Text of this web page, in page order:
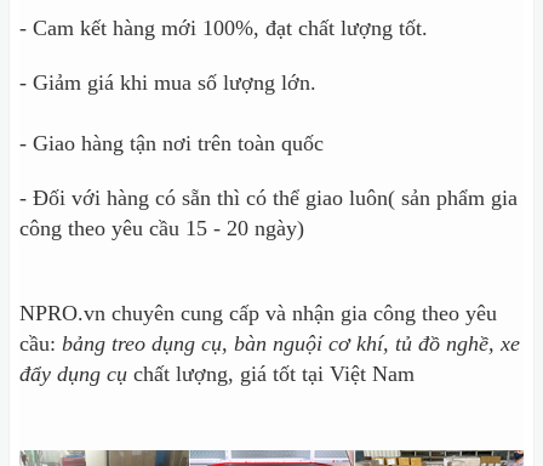
- Cam kết hàng mới 100%, đạt chất lượng tốt.
- Giảm giá khi mua số lượng lớn.
- Giao hàng tận nơi trên toàn quốc
- Đối với hàng có sẵn thì có thể giao luôn( sản phẩm gia
công theo yêu cầu 15 - 20 ngày)
NPRO.vn chuyên cung cấp và nhận gia công theo yêu
cầu: bảng treo dụng cụ, bàn nguội cơ khí, tủ đồ nghề, xe
đẩy dụng cụ chất lượng, giá tốt tại Việt Nam